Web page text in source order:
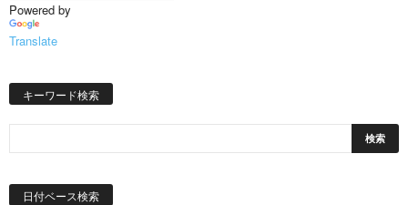
Powered by
Translate
キーワード検索
日付ベース検索